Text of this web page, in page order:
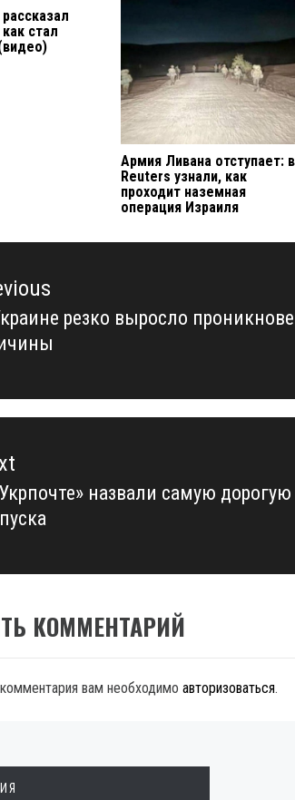
стал
Армия Ливана отступает: в
Reuters узнали, как
проходит наземная
операция Израиля
резко выросло
назвали самую
КОММЕНТАРИЙ
вам необходимо авторизоваться.